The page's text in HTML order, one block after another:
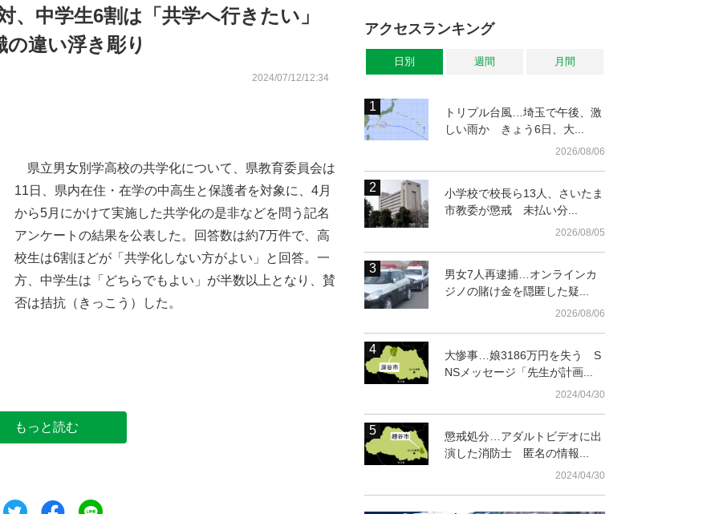
、中学生6割は「共学へ行きたい」
違い浮き彫り
2024/07/12/12:34
県立男女別学高校の共学化について、県教育委員会は
11日、県内在住・在学の中高生と保護者を対象に、4月
から5月にかけて実施した共学化の是非などを問う記名
アンケートの結果を公表した。回答数は約7万件で、高
校生は6割ほどが「共学化しない方がよい」と回答。一
方、中学生は「どちらでもよい」が半数以上となり、賛
否は拮抗（きっこう）した。
もっと読む
ツイートシェア
アクセスランキング
日別 週間 月間
トリプル台風…埼玉で午後、激
しい雨か きょう6日、大...
2026/08/06
小学校で校長ら13人、さいたま
市教委が懲戒 未払い分...
2026/08/05
男女7人再逮捕…オンラインカ
ジノの賭け金を隠匿した疑...
2026/08/06
大惨事…娘3186万円を失う S
NSメッセージ「先生が計画...
2024/04/30
懲戒処分…アダルトビデオに出
演した消防士 匿名の情報...
2024/04/30